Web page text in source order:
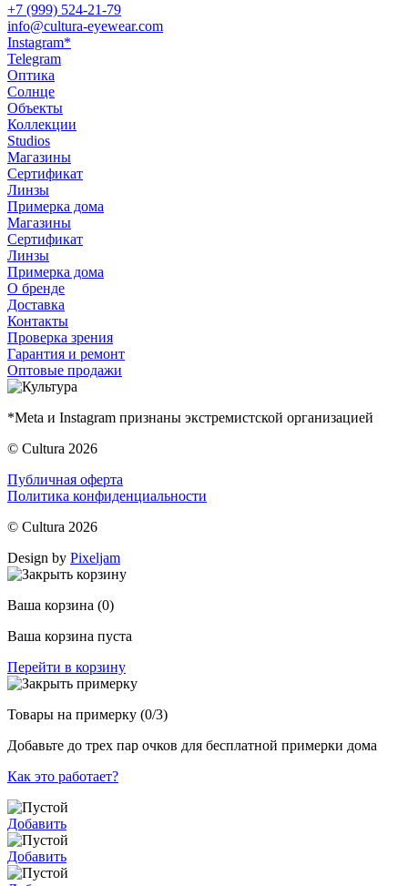
+7 (999) 524-21-79
info@cultura-eyewear.com
Instagram*
Telegram
Оптика
Солнце
Объекты
Коллекции
Studios
Магазины
Сертификат
Линзы
Примерка дома
Магазины
Сертификат
Линзы
Примерка дома
О бренде
Доставка
Контакты
Проверка зрения
Гарантия и ремонт
Оптовые продажи
*Meta и Instagram признаны экстремистской организацией
© Cultura 2026
Публичная оферта
Политика конфиденциальности
© Cultura 2026
Design by Pixeljam
Ваша корзина (0)
Ваша корзина пуста
Перейти в корзину
Товары на примерку (0/3)
Добавьте до трех пар очков для бесплатной примерки дома
Как это работает?
Добавить
Добавить